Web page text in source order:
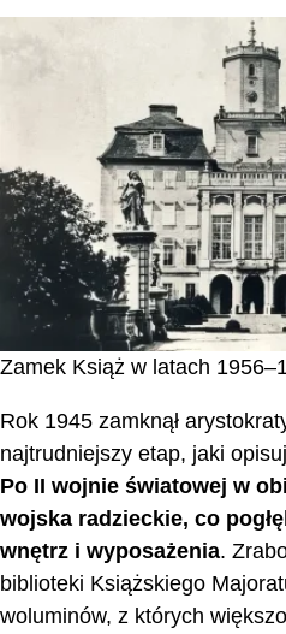
Zamek Książ w latach
Rok 1945 zamknął
najtrudniejszy etap, jaki
Po II wojnie światowej w
wojska radzieckie, co
wnętrz i wyposażenia.
biblioteki Książskiego
woluminów, z których